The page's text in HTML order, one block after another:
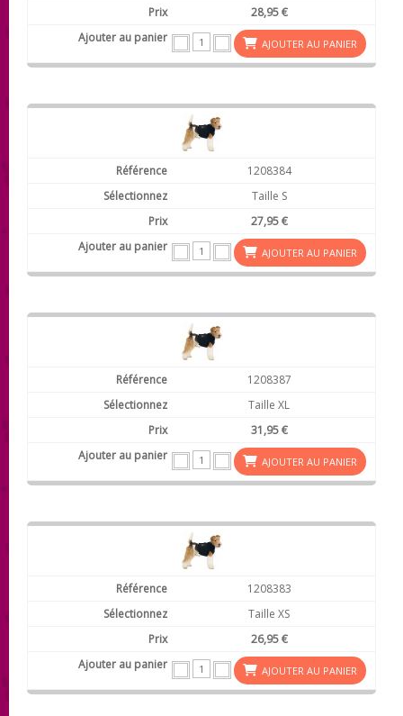
28,95 €
AJOUTER AU PANIER
1208384
Taille S
27,95 €
AJOUTER AU PANIER
1208387
Taille XL
31,95 €
AJOUTER AU PANIER
1208383
Taille XS
26,95 €
AJOUTER AU PANIER